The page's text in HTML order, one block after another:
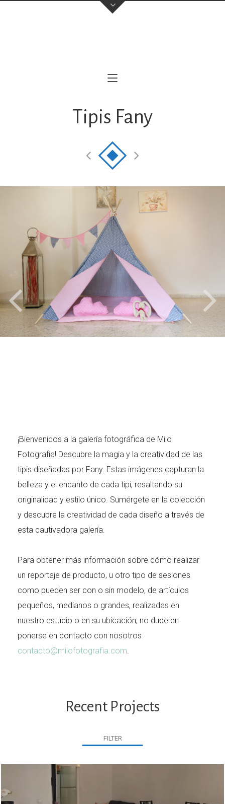
Tipis Fany
¡Bienvenidos a la galería fotográfica de Milo
Fotografía! Descubre la magia y la creatividad de las
tipis diseñadas por Fany. Estas imágenes capturan la
belleza y el encanto de cada tipi, resaltando su
originalidad y estilo único. Sumérgete en la colección
y descubre la creatividad de cada diseño a través de
esta cautivadora galería.
Para obtener más información sobre cómo realizar
un reportaje de producto, u otro tipo de sesiones
como pueden ser con o sin modelo, de artículos
pequeños, medianos o grandes, realizadas en
nuestro estudio o en su ubicación, no dude en
ponerse en contacto con nosotros
contacto@milofotografia.com.
Recent Projects
FILTER